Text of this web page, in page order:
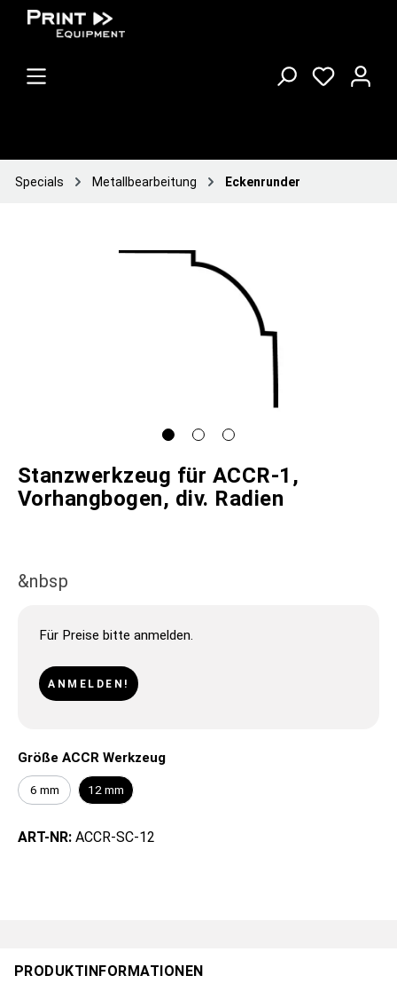
Specials Metallbearbeitung Eckenrunder
Stanzwerkzeug für ACCR-1,
Vorhangbogen, div. Radien
&nbsp
Für Preise bitte anmelden.
ANMELDEN!
Größe ACCR Werkzeug
6 mm 12 mm
ART-NR: ACCR-SC-12
PRODUKTINFORMATIONEN